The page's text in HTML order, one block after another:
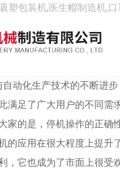
塑包装机,医生帽制造机,
机停机操作，你
阅读：4954次 ]
动化生产技术的不断进步
满足了广大用户的不同需
家的是，停机操作的正确
应用在很大程度上提升
，它也成为了市面上很受